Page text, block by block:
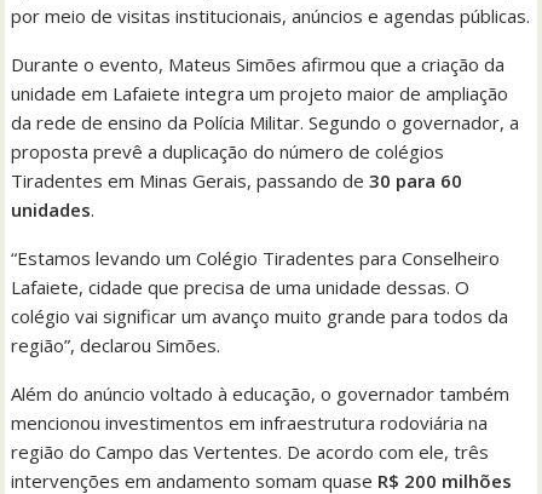
por meio de visitas institucionais, anúncios e agendas públicas.
Durante o evento, Mateus Simões afirmou que a criação da
unidade em Lafaiete integra um projeto maior de ampliação
da rede de ensino da Polícia Militar. Segundo o governador, a
proposta prevê a duplicação do número de colégios
Tiradentes em Minas Gerais, passando de30 para 60
unidades.
“Estamos levando um Colégio Tiradentes para Conselheiro
Lafaiete, cidade que precisa de uma unidade dessas. O
colégio vai significar um avanço muito grande para todos da
região”, declarou Simões.
Além do anúncio voltado à educação, o governador também
mencionou investimentos em infraestrutura rodoviária na
região do Campo das Vertentes. De acordo com ele, três
intervenções em andamento somam quase R$ 200 milhões